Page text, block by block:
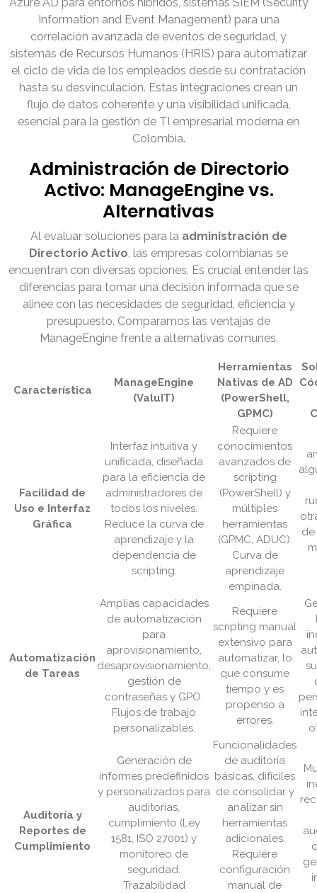
Information and Event Management) para una
correlación avanzada de eventos de seguridad, y
sistemas de Recursos Humanos (HRIS) para automatizar
el ciclo de vida de los empleados desde su contratación
hasta su desvinculación. Estas integraciones crean un
flujo de datos coherente y una visibilidad unificada,
esencial para la gestión de TI empresarial moderna en
Colombia.
Administración de Directorio
Activo: ManageEngine vs.
Alternativas
Al evaluar soluciones para la administración de
Directorio Activo, las empresas colombianas se
encuentran con diversas opciones. Es crucial entender las
diferencias para tomar una decisión informada que se
alinee con las necesidades de seguridad, eficiencia y
presupuesto. Comparamos las ventajas de
ManageEngine frente a alternativas comunes.
Característica
ManageEngine
(ValuIT)
Herramientas
Nativas de AD
(PowerShell,
GPMC)
Facilidad de
Uso e Interfaz
Gráfica
Interfaz intuitiva y
unificada, diseñada
para la eficiencia de
administradores de
todos los niveles.
Reduce la curva de
aprendizaje y la
dependencia de
scripting.
Requiere
conocimientos
avanzados de
scripting
(PowerShell) y
múltiples
herramientas
(GPMC, ADUC).
Curva de
aprendizaje
empinada.
Automatización
de Tareas
Amplias capacidades
de automatización
para
aprovisionamiento,
desaprovisionamiento,
gestión de
contraseñas y GPO.
Flujos de trabajo
personalizables.
Requiere
scripting manual
extensivo para
automatizar, lo
que consume
tiempo y es
propenso a
errores.
Auditoría y
Reportes de
Cumplimiento
Generación de
informes predefinidos
y personalizados para
auditorías,
cumplimiento (Ley
1581, ISO 27001) y
monitoreo de
seguridad.
Trazabilidad
Funcionalidades
de auditoría
básicas, difíciles
de consolidar y
analizar sin
herramientas
adicionales.
Requiere
configuración
manual de